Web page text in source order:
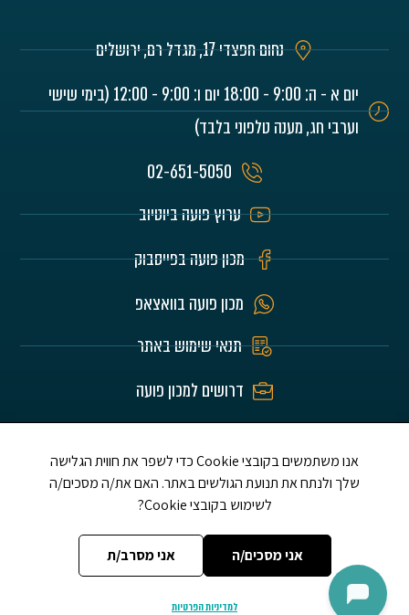
נחום חפצדי 17, מגדל רם, ירושלים
יום א - ה: 9:00 - 18:00 יום ו: 9:00 - 12:00 (בימי שישי
וערבי חג, מענה טלפוני בלבד)
02-651-5050
ערוץ פועה ביוטיוב
מכון פועה בפייסבוק
מכון פועה בוואצאפ
תנאי שימוש באתר
דרושים למכון פועה
ז"ל ושלום אברדם ז"ל ת.נ.צ.ב.ה.אנו משתמשים בקובצי Cookie כדי לשפר את חווית הגלישה
שלך ולנתח את תנועת הגולשים באתר. האם את/ה מסכים/ה
לשימוש בקובצי Cookie?
אני מסכים/ה אני מסרב/ת
למדיניות הפרטיות